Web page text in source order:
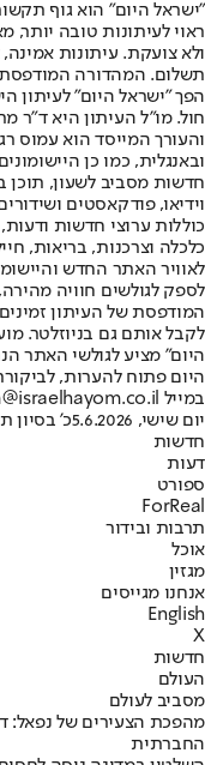
"ישראל היום" הוא גוף
ראוי לעיתונות טובה יותר,
ולא צועקת. עיתונות אמינה,
הפך "ישראל היום" לעיתון
חול. מו"ל העיתון היא ד"ר
והעורך המייסד הוא עמוס
חדשות מסביב לשעון, תוכן
וידיאו, פודקאסטים
כוללות ערוצי חדשות ודעות,
לאוויר האתר החדש
לספק לגולשים חוויה
המודפסת של העיתון
לקבל אותם גם בניוזלטר.
היום" מציע לגולשי האתר
היום פתוח להערות,
במייל hayom@israelhayom.co.il.
יום שישי, 5.6.2026
כ' בסיון
חדשות
דעות
ספורט
ForReal
תרבות ובידור
אוכל
מגזין
אנחנו מגייסים
English
X
חדשות
העולם
מסביב לעולם
החברתית